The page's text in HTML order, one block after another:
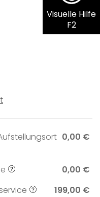
Visuelle Hilfe
F2
0,00 €
0,00 €
199,00 €